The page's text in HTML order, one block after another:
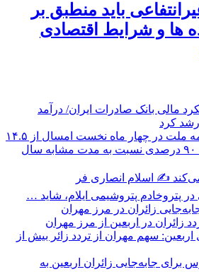
باید منطبق بر
ها و شرایط اقتصادی
مالی بانک صادرات ایران/ درآمد
حق بیمه تولیدی بیمه ملت در چهار ماه نخست امسال از ۱۴.۵
همت گذشت/ رشد ۹۰ درصدی نسبت به مدت مشابه سال
✍️ اسلام انصاری فر
پتروخادم پتروشیمی ایلام، شاید …
زائران در مرز مهران
سهم مهران از تردد زائر بیش از
برای جابه‌جایی زائران اربعین به‌